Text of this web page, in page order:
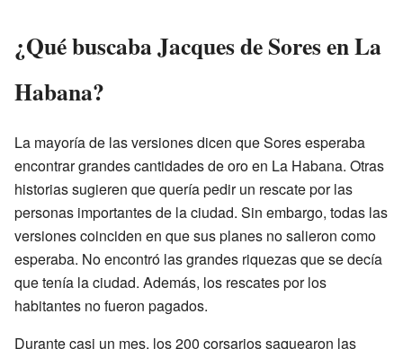
¿Qué buscaba Jacques de Sores en La
Habana?
La mayoría de las versiones dicen que Sores esperaba
encontrar grandes cantidades de oro en La Habana. Otras
historias sugieren que quería pedir un rescate por las
personas importantes de la ciudad. Sin embargo, todas las
versiones coinciden en que sus planes no salieron como
esperaba. No encontró las grandes riquezas que se decía
que tenía la ciudad. Además, los rescates por los
habitantes no fueron pagados.
Durante casi un mes, los 200 corsarios saquearon las